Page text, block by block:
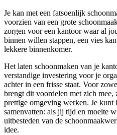
Je kan met een fatsoenlijk
voorzien van een grote
zorgen voor een kantoor waar al
binnen willen stappen, een vies
lekkere binnenkomer.
Het laten schoonmaken van je
verstandige investering voor je
achter in een frisse staat. Voor
brengt dit voordelen met zich
prettige omgeving werken. Je
samenvatten: als jij tijd en moeite
uitbesteden van de
idee.